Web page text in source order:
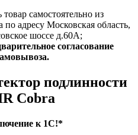
самостоятельно из
по адресу Московская область,
шоссе д.60А;
согласование
подлинности
Cobra
к 1С!*